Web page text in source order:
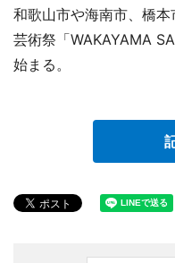
和歌山市や海南市、橋本
芸術祭「WAKAYAMA
始まる。